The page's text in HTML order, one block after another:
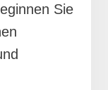
Sie